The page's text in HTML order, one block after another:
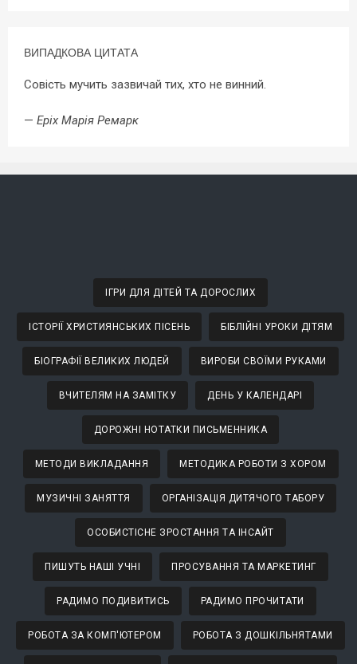
ВИПАДКОВА ЦИТАТА
Совість мучить зазвичай тих, хто не винний.
— Еріх Марія Ремарк
ІГРИ ДЛЯ ДІТЕЙ ТА ДОРОСЛИХ
ІСТОРІЇ ХРИСТИЯНСЬКИХ ПІСЕНЬ БІБЛІЙНІ УРОКИ ДІТЯМ
БІОГРАФІЇ ВЕЛИКИХ ЛЮДЕЙ ВИРОБИ СВОЇМИ РУКАМИ
ВЧИТЕЛЯМ НА ЗАМІТКУ ДЕНЬ У КАЛЕНДАРІ
ДОРОЖНІ НОТАТКИ ПИСЬМЕННИКА
МЕТОДИ ВИКЛАДАННЯ МЕТОДИКА РОБОТИ З ХОРОМ
МУЗИЧНІ ЗАНЯТТЯ ОРГАНІЗАЦІЯ ДИТЯЧОГО ТАБОРУ
ОСОБИСТІСНЕ ЗРОСТАННЯ ТА ІНСАЙТ
ПИШУТЬ НАШІ УЧНІ ПРОСУВАННЯ ТА МАРКЕТИНГ
РАДИМО ПОДИВИТИСЬ РАДИМО ПРОЧИТАТИ
РОБОТА ЗА КОМП'ЮТЕРОМ РОБОТА З ДОШКІЛЬНЯТАМИ